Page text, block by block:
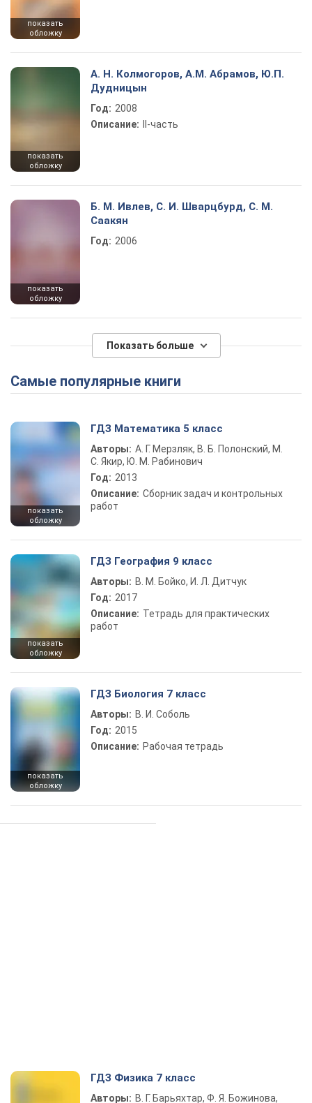
показать
обложку
показать
обложку
А. Н. Колмогоров, А.М. Абрамов, Ю.П.
Дудницын
Год: 2008
Описание:
ІІ-часть
показать
обложку
Б. М. Ивлев, С. И. Шварцбурд, С. М.
Саакян
Год: 2006
Показать больше
Самые популярные книги
показать
обложку
ГДЗ Математика 5 класс
Авторы: А. Г. Мерзляк, В. Б. Полонский, М.
С. Якир, Ю. М. Рабинович
Год: 2013
Описание: Сборник задач и контрольных
работ
показать
обложку
ГДЗ География 9 класс
Авторы: В. М. Бойко, И. Л. Дитчук
Год: 2017
Описание: Тетрадь для практических
работ
показать
обложку
ГДЗ Биология 7 класс
Авторы: В. И. Соболь
Год: 2015
Описание: Рабочая тетрадь
ГДЗ Физика 7 класс
Авторы: В. Г. Барьяхтар, Ф. Я. Божинова,